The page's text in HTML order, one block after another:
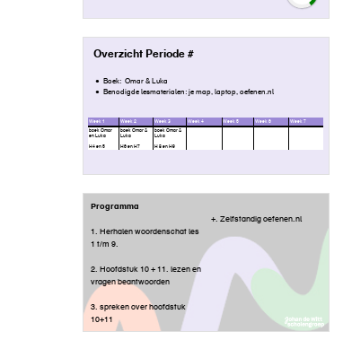
Overzicht Periode #
Boek: Omar & Luka
Benodigde lesmaterialen: je map, laptop, oefenen.nl
Week 1 Week 2 Week 3 Week 4 Week 5 Week 6
Week 7
boek Omar
en Luka
H4 en 5
boek Omar &
Luka
H6 en H7
boek Omar &
Luka
H 8 en H9
Programma
1. Herhalen woordenschat les
1 t/m 9.
2. Hoofdstuk 10 + 11. lezen en
vragen beantwoorden
3. spreken over hoofdstuk
10+11
+. Zelfstandig oefenen.nl